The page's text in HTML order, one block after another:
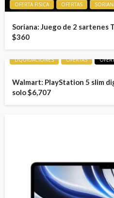
OFERTA FISICA OFERTAS
Soriana: Juego de 2 sartenes
$360
LIQUIDACIONES OFERTAS
Walmart: PlayStation 5 slim
solo $6,707